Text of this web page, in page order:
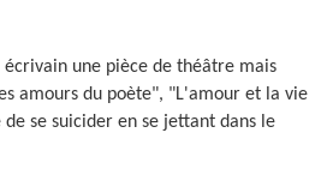
écrivain une pièce de théâtre mais
amours du poète", "L'amour et la vie
se suicider en se jettant dans le